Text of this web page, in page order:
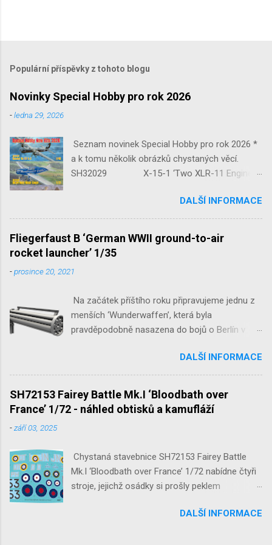
Populární příspěvky z tohoto blogu
Novinky Special Hobby pro rok 2026
-ledna 29, 2026
Seznam novinek Special Hobby pro rok 2026 *
a k tomu několik obrázků chystaných věcí.
SH32029 X-15-1 ‘Two XLR-11 Engines’
‘Guardians of Sion’ 1/32 SH32092
JB-2 Loon ‘US Version of V-1 Missile’
1/32 1/32 SH48052 Seafire
Mk.III 1/48 reissue SH48160
Baltimore Mk.I 1/48 ...
DALŠÍ INFORMACE
Fliegerfaust B ‘German WWII ground-to-air
rocket launcher’ 1/35
-prosince 20, 2021
Na začátek příštího roku připravujeme jednu z
menších ‘Wunderwaffen’, která byla
pravděpodobně nasazena do bojů o Berlín v
raketovou protiletadlovou zbraň. V setu 3148
detailní odlitky této zbraně, v měřítku 1/35,
doplní leptané popruhy nábojových schránek.
DALŠÍ INFORMACE
SH72153 Fairey Battle Mk.I ‘Bloodbath over
France’ 1/72 - náhled obtisků a kamufláží
-září 03, 2025
Chystaná stavebnice SH72153 Fairey Battle
Mk.I ‘Bloodbath over France’ 1/72 nabídne čtyři
stroje, jejichž osádky si prošly peklem
DALŠÍ INFORMACE